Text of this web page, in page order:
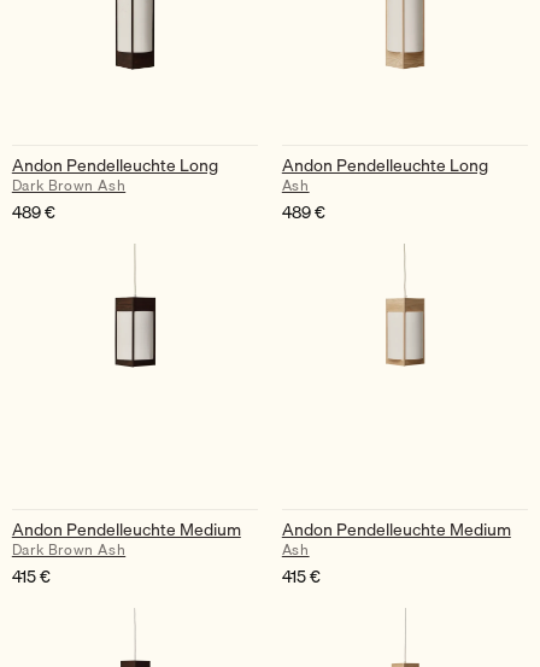
Andon Pendelleuchte Long
Dark Brown Ash
489€
Andon Pendelleuchte Long
Ash
489€
Andon Pendelleuchte Medium
Dark Brown Ash
415€
Andon Pendelleuchte Medium
Ash
415€